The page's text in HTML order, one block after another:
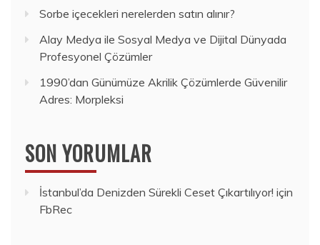
Sorbe içecekleri nerelerden satın alınır?
Alay Medya ile Sosyal Medya ve Dijital Dünyada
Profesyonel Çözümler
1990’dan Günümüze Akrilik Çözümlerde Güvenilir
Adres: Morpleksi
SON YORUMLAR
İstanbul’da Denizden Sürekli Ceset Çıkartılıyor! için
FbRec